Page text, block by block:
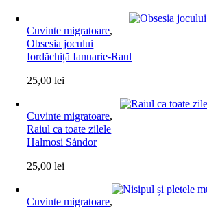
Cuvinte migratoare,
Obsesia jocului
Iordăchiță Ianuarie-Raul
25,00lei
Cuvinte migratoare,
Raiul ca toate zilele
Halmosi Sándor
25,00lei
Cuvinte migratoare,